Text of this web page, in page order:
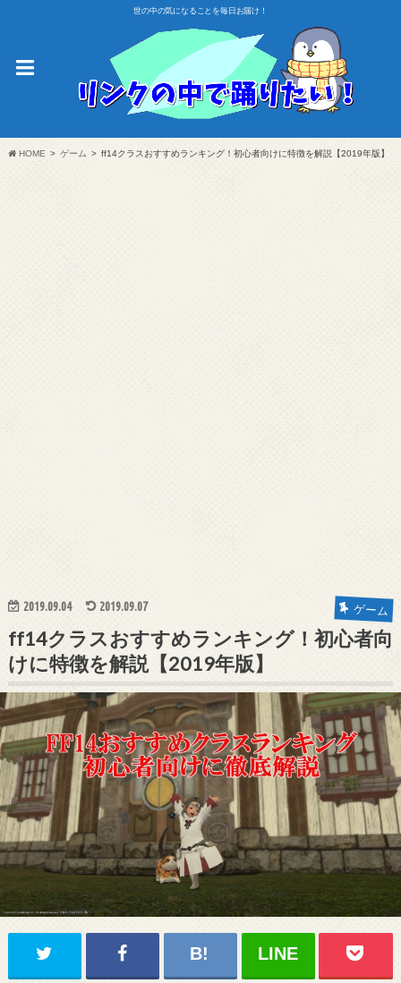
世の中の気になることを毎日お届け！
HOME ゲーム ff14クラスおすすめランキング！初心者向けに特徴を解説【2019年版】
2019.09.04 2019.09.07 ゲーム
ff14クラスおすすめランキング！初心者向
けに特徴を解説【2019年版】